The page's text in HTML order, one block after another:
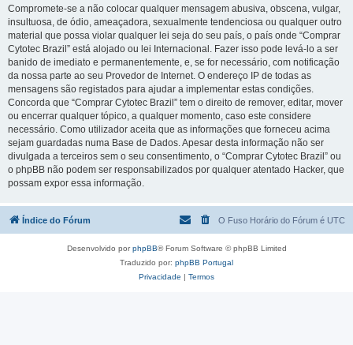
Compromete-se a não colocar qualquer mensagem abusiva, obscena, vulgar,
insultuosa, de ódio, ameaçadora, sexualmente tendenciosa ou qualquer outro
material que possa violar qualquer lei seja do seu país, o país onde “Comprar
Cytotec Brazil” está alojado ou lei Internacional. Fazer isso pode levá-lo a ser
banido de imediato e permanentemente, e, se for necessário, com notificação
da nossa parte ao seu Provedor de Internet. O endereço IP de todas as
mensagens são registados para ajudar a implementar estas condições.
Concorda que “Comprar Cytotec Brazil” tem o direito de remover, editar, mover
ou encerrar qualquer tópico, a qualquer momento, caso este considere
necessário. Como utilizador aceita que as informações que forneceu acima
sejam guardadas numa Base de Dados. Apesar desta informação não ser
divulgada a terceiros sem o seu consentimento, o “Comprar Cytotec Brazil” ou
o phpBB não podem ser responsabilizados por qualquer atentado Hacker, que
possam expor essa informação.
Índice do Fórum O Fuso Horário do Fórum é UTC
Desenvolvido porphpBB® Forum Software © phpBB Limited
Traduzido por: phpBB Portugal
Privacidade | Termos